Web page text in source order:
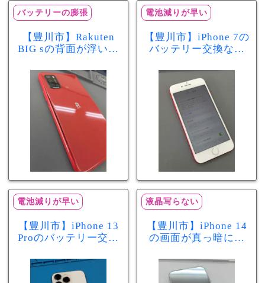
バッテリーの膨張
【豊川市】Rakuten
BIG sの背面が浮いて
リー膨張のサインか
もしれません！バッ
テリー交換修理事例
電池減りが早い
【豊川市】iPhone 7の
バッテリー交換なら
最大容量70％で電池
の減りが早い症状も
当日60分で改善
電池減りが早い
【豊川市】iPhone 13
Proのバッテリー交換
が早い症状も当日90
分で改善
液晶写らない
【豊川市】iPhone 14
の画面が真っ暗に…
修理！データそのま
まで復旧しました